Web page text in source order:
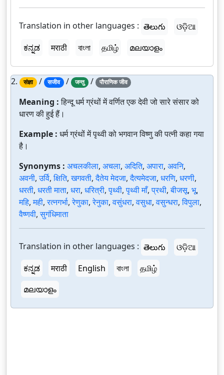
Translation in other languages : తెలుగు
ଓଡ଼ିଆ
ಕನ್ನಡ
मराठी বাংলা தமிழ் മലയാളം
2. संज्ञा / सजीव / जन्तु / पौराणिक जीव
Meaning :हिन्दू धर्म ग्रंथों में वर्णित एक देवी जो सारे संसार को
धारण की हुई हैं।
Example : धर्म ग्रंथों में पृथ्वी को भगवान विष्णु की पत्नी कहा गया
है।
Synonyms : अचलकीला, अचला, अदिति, अपारा, अवनि,
अवनी,उर्वि,क्षिति,खगवती,दैतेय मेदजा,दैत्यमेदजा, धरणि, धरणी,
धरती, धरती माता, धरा, धरित्री,पृथ्वी,पृथ्वी माँ,प्रथी,बीजसू, भू,
महि,मही,रत्नगर्भा,रेणुका,रेनुका,वसुंधरा,वसुधा,वसुन्धरा,विपुला,
वैष्णवी,सुगंधिमाता
Translation in other languages : తెలుగు
ଓଡ଼ିଆ
ಕನ್ನಡ
मराठी English বাংলা
தமிழ்
മലയാളം